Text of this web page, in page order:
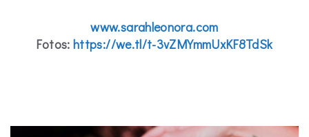
www.sarahleonora.com
Fotos: https://we.tl/t-3vZMYmmUxKF8TdSk